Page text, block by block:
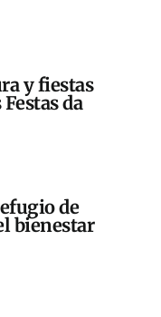
y fiestas
da
de
bienestar